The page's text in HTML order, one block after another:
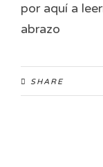
por aquí a
abrazo
SHARE